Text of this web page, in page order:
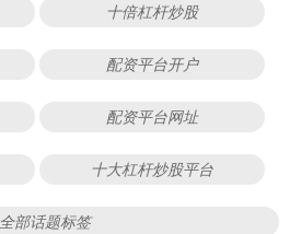
十倍杠杆炒股
配资平台开户
配资平台网址
十大杠杆炒股平台
全部话题标签